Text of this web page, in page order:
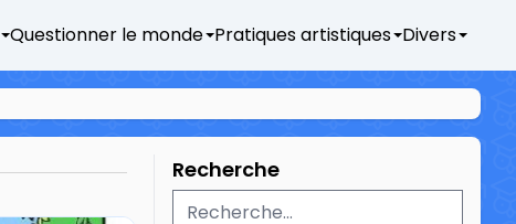
Questionner le monde Pratiques artistiques Divers
Recherche